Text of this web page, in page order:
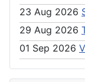
23 Aug 2026
29 Aug 2026
01 Sep 2026